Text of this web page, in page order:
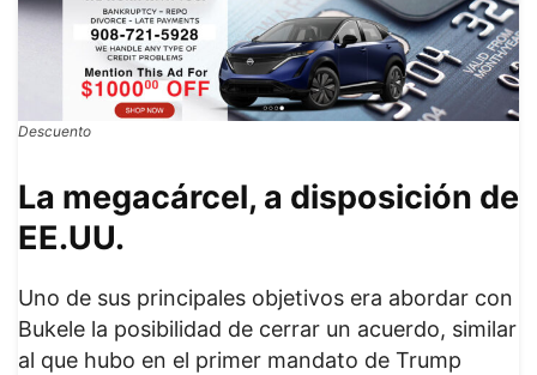
Descuento
La megacárcel, a disposición de
EE.UU.
Uno de sus principales objetivos era abordar con
Bukele la posibilidad de cerrar un acuerdo, similar
al que hubo en el primer mandato de Trump